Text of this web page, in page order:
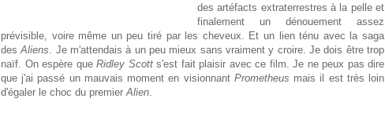
des artéfacts extraterrestres à la pelle et
finalement un dénouement assez
prévisible, voire même un peu tiré par les cheveux. Et un lien ténu avec la saga
desAliens . Je m'attendais à un peu mieux sans vraiment y croire. Je dois être trop
naïf. On espère que Ridley Scotts'est fait plaisir avec ce film. Je ne peux pas dire
que j'ai passé un mauvais moment en visionnant Prometheus mais il est très loin
d'égaler le choc du premier Alien